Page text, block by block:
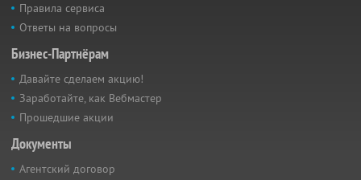
Правила сервиса
Ответы на вопросы
Бизнес-Партнёрам
Давайте сделаем акцию!
Заработайте, как Вебмастер
Прошедшие акции
Документы
Агентский договор